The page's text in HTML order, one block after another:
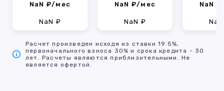
NaN ₽/мес
NaN ₽
NaN ₽/мес
NaN ₽
NaN
Расчет произведен исходя из ставки 19.5%,
первоначального взноса 30% и срока кредита - 30
лет. Расчеты являются приблизительными. Не
является офертой.